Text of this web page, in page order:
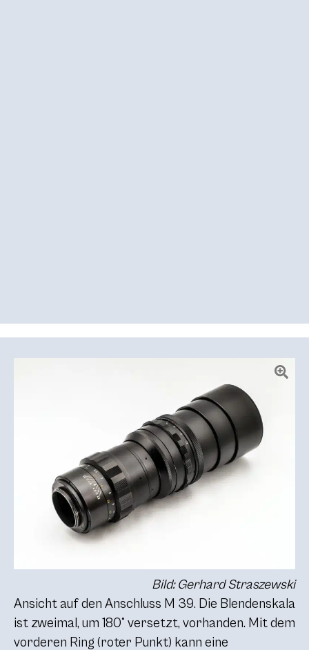
Bild: Gerhard Straszewski
Ansicht auf den Anschluss M 39. Die Blendenskala
ist zweimal, um 180° versetzt, vorhanden. Mit dem
vorderen Ring (roter Punkt) kann eine